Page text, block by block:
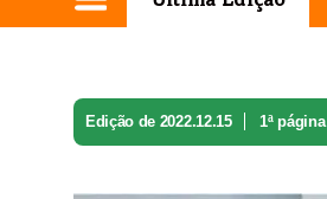
Edição de 2022.12.15 1ª página